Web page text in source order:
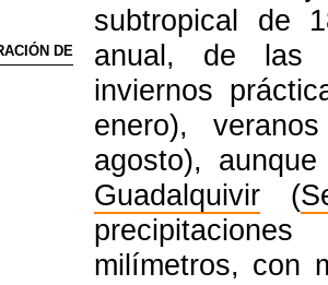
DE
subtropical de
anual, de las
inviernos
enero),
agosto),
Guadalquivir (
milímetros, con